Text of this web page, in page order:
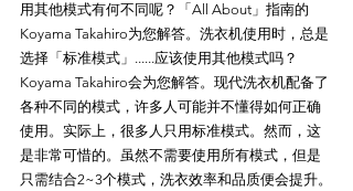
用其他模式有何不同呢？「All About」指南的
Koyama Takahiro为您解答。洗衣机使用时，总是
选择「标准模式」......应该使用其他模式吗？
Koyama Takahiro会为您解答。现代洗衣机配备了
各种不同的模式，许多人可能并不懂得如何正确
使用。实际上，很多人只用标准模式。然而，这
是非常可惜的。虽然不需要使用所有模式，但是
只需结合2~3个模式，洗衣效率和品质便会提升。